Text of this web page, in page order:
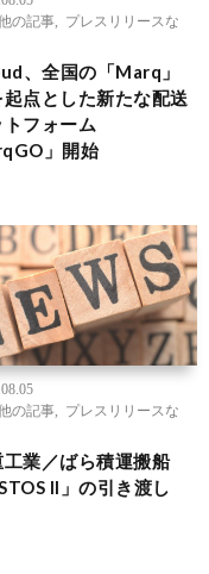
の記事
プレスリリースな
、全国の「Marq」
点とした新たな配送
トフォーム
」開始
の記事
プレスリリースな
工業／ばら積運搬船
II」の引き渡し